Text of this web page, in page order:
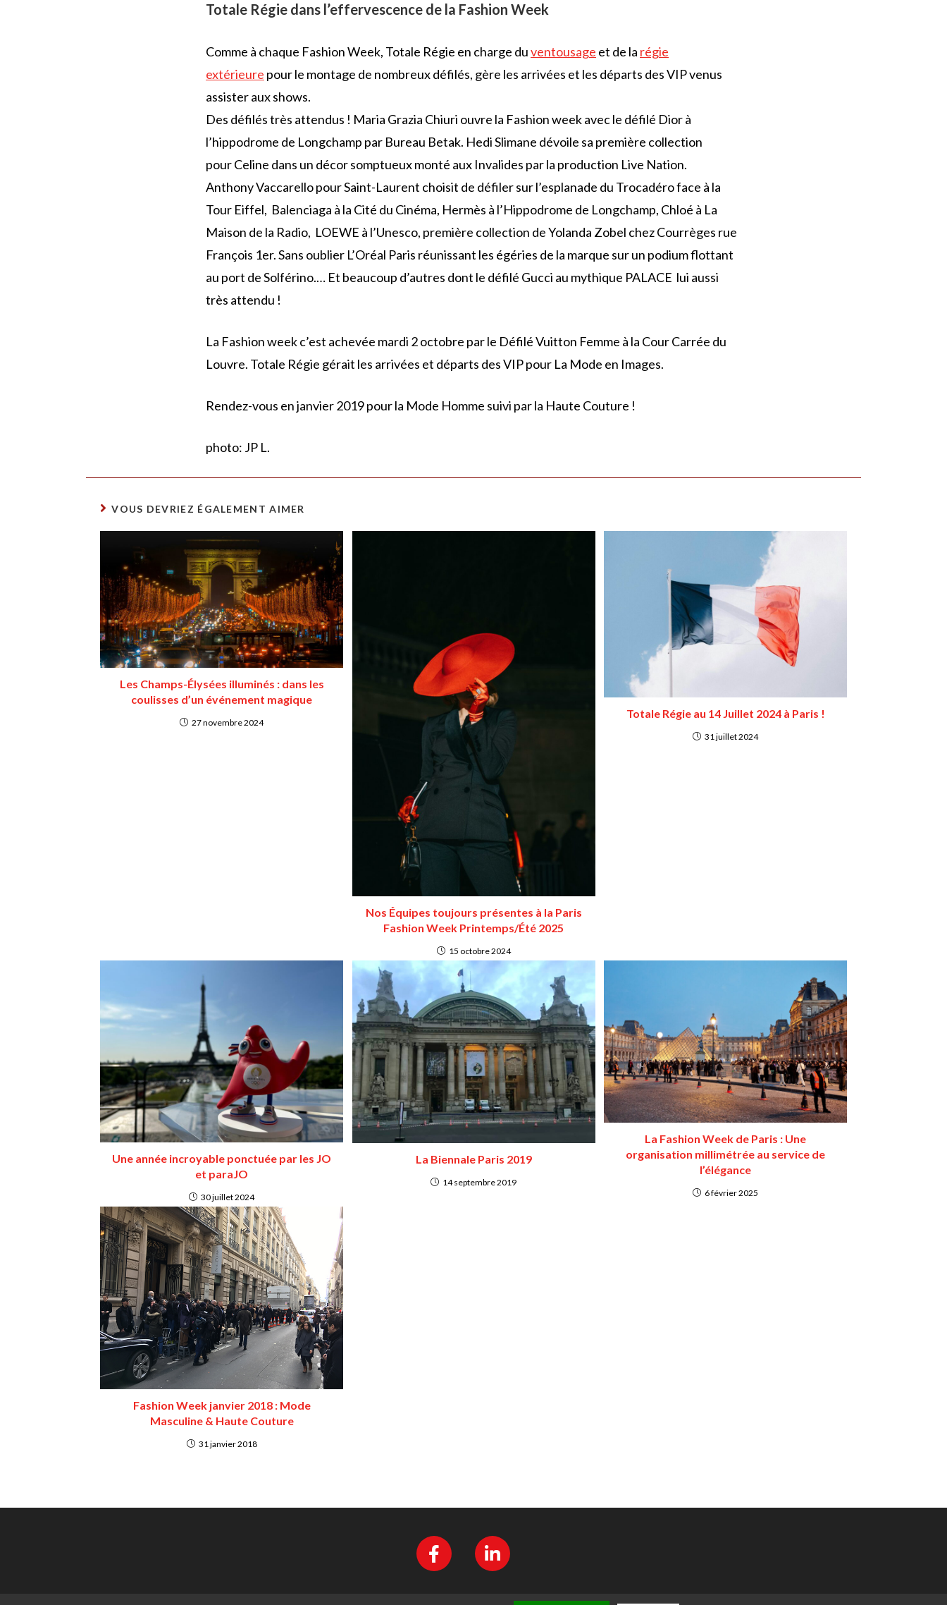
Totale Régie dans l’effervescence de la Fashion Week
Comme à chaque Fashion Week, Totale Régie en charge duventousage et de la régie
extérieure pour le montage de nombreux défilés, gère les arrivées et les départs des VIP venus
assister aux shows.
Des défilés très attendus ! Maria Grazia Chiuri ouvre la Fashion week avec le défilé Dior à
l’hippodrome de Longchamp par Bureau Betak. Hedi Slimane dévoile sa première collection
pour Celine dans un décor somptueux monté aux Invalides par la production Live Nation.
Anthony Vaccarello pour Saint-Laurent choisit de défiler sur l’esplanade du Trocadéro face à la
Tour Eiffel, Balenciaga à la Cité du Cinéma, Hermès à l’Hippodrome de Longchamp, Chloé à La
Maison de la Radio, LOEWE à l’Unesco, première collection de Yolanda Zobel chez Courrèges rue
François 1er. Sans oublier L’Oréal Paris réunissant les égéries de la marque sur un podium flottant
au port de Solférino.… Et beaucoup d’autres dont le défilé Gucci au mythique PALACE lui aussi
très attendu !
La Fashion week c’est achevée mardi 2 octobre par le Défilé Vuitton Femme à la Cour Carrée du
Louvre. Totale Régie gérait les arrivées et départs des VIP pour La Mode en Images.
Rendez-vous en janvier 2019 pour la Mode Homme suivi par la Haute Couture !
photo: JP L.
VOUS DEVRIEZ ÉGALEMENT AIMER
Les Champs-Élysées illuminés : dans les
coulisses d’un événement magique
27 novembre 2024
Nos Équipes toujours présentes à la Paris
Fashion Week Printemps/Été 2025
15 octobre 2024
Totale Régie au 14 Juillet 2024 à Paris !
31 juillet 2024
Une année incroyable ponctuée par les JO
et paraJO
30 juillet 2024
La Biennale Paris 2019
14 septembre 2019
La Fashion Week de Paris : Une
organisation millimétrée au service de
l’élégance
6 février 2025
Fashion Week janvier 2018 : Mode
Masculine & Haute Couture
31 janvier 2018